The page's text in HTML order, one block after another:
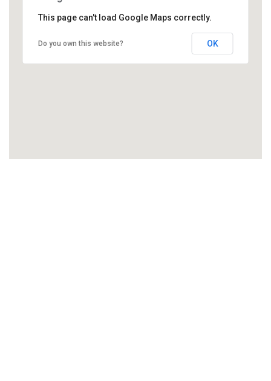
This page can't load Google Maps correctly.
Do you own this website? OK